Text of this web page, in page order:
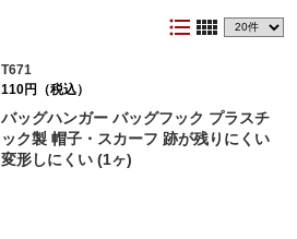
format_list_bulleted view_comfy
T671
110円（税込）
バッグハンガー バッグフック プラスチ
ック製 帽子・スカーフ 跡が残りにくい
変形しにくい (1ヶ)